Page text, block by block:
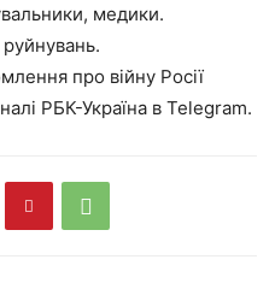
медики.
руйнувань.
про війну Росії
РБК-Україна в Telegram.